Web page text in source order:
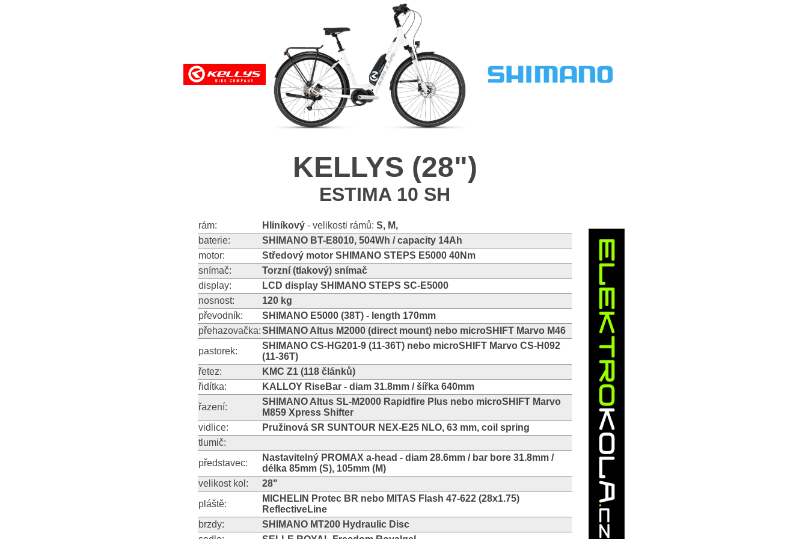
KELLYS (28")
ESTIMA 10 SH
rám: Hliníkový - velikosti rámů: S, M,
baterie:
SHIMANO BT-E8010, 504Wh / capacity 14Ah
motor:
Středový motor SHIMANO STEPS E5000 40Nm
snímač:
Torzní (tlakový) snímač
display:
LCD display SHIMANO STEPS SC-E5000
nosnost:
120 kg
převodník:
SHIMANO E5000 (38T) - length 170mm
přehazovačka:SHIMANO Altus M2000 (direct mount) nebo microSHIFT Marvo M46
pastorek:
SHIMANO CS-HG201-9 (11-36T) nebo microSHIFT Marvo CS-H092
(11-36T)
řetez:
KMC Z1 (118 článků)
řidítka:
KALLOY RiseBar - diam 31.8mm / šířka 640mm
řazení:
SHIMANO Altus SL-M2000 Rapidfire Plus nebo microSHIFT Marvo
M859 Xpress Shifter
vidlice:
Pružinová SR SUNTOUR NEX-E25 NLO, 63 mm, coil spring
tlumič:
představec:
Nastavitelný PROMAX a-head - diam 28.6mm / bar bore 31.8mm /
délka 85mm (S), 105mm (M)
velikost kol:
28"
pláště:
MICHELIN Protec BR nebo MITAS Flash 47-622 (28x1.75)
ReflectiveLine
brzdy:
SHIMANO MT200 Hydraulic Disc